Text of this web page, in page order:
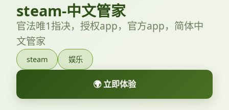
steam-中文管家
官法唯1指决，授权app，官方app，简体中
文管家
steam 娱乐
🌍 立即体验